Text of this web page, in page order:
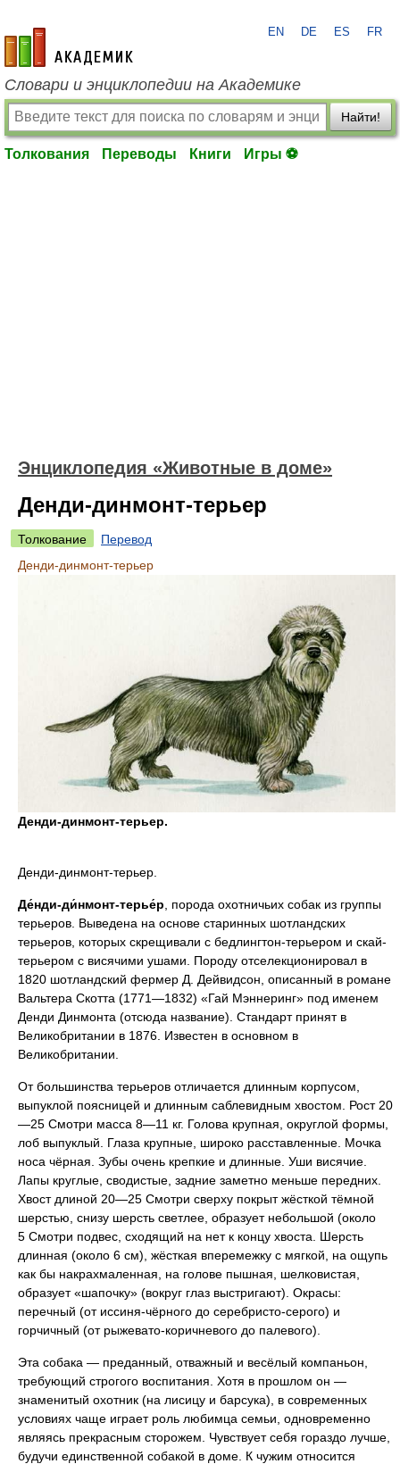
academic.ru
EN DE ES FR
Словари и энциклопедии на Академике
Найти!
Толкования Переводы Книги Игры ⚽
Энциклопедия «Животные в доме»
Денди-динмонт-терьер
Толкование
Перевод
Денди-динмонт-терьер
Денди-динмонт-терьер.
Денди-динмонт-терьер.
Де́нди-ди́нмонт-терье́р , порода охотничьих собак из группы
терьеров. Выведена на основе старинных шотландских
терьеров, которых скрещивали с бедлингтон-терьером и скай-
терьером с висячими ушами. Породу отселекционировал в
1820 шотландский фермер Д. Дейвидсон, описанный в романе
Вальтера Скотта (1771—1832) «Гай Мэннеринг» под именем
Денди Динмонта (отсюда название). Стандарт принят в
Великобритании в 1876. Известен в основном в
Великобритании.
От большинства терьеров отличается длинным корпусом,
выпуклой поясницей и длинным саблевидным хвостом. Рост 20
—25 Смотри масса 8—11 кг. Голова крупная, округлой формы,
лоб выпуклый. Глаза крупные, широко расставленные. Мочка
носа чёрная. Зубы очень крепкие и длинные. Уши висячие.
Лапы круглые, сводистые, задние заметно меньше передних.
Хвост длиной 20—25 Смотри сверху покрыт жёсткой тёмной
шерстью, снизу шерсть светлее, образует небольшой (около
5 Смотри подвес, сходящий на нет к концу хвоста. Шерсть
длинная (около 6 см), жёсткая вперемежку с мягкой, на ощупь
как бы накрахмаленная, на голове пышная, шелковистая,
образует «шапочку» (вокруг глаз выстригают). Окрасы:
перечный (от иссиня-чёрного до серебристо-серого) и
горчичный (от рыжевато-коричневого до палевого).
Эта собака — преданный, отважный и весёлый компаньон,
требующий строгого воспитания. Хотя в прошлом он —
знаменитый охотник (на лисицу и барсука), в современных
условиях чаще играет роль любимца семьи, одновременно
являясь прекрасным сторожем. Чувствует себя гораздо лучше,
будучи единственной собакой в доме. К чужим относится